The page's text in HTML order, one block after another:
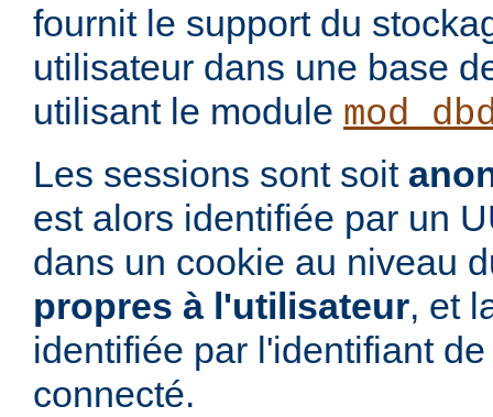
fournit le support du
utilisateur dans une base
utilisant le module
Les sessions sont soit
est alors identifiée par un
dans un cookie au niveau
propres à l'utilisateur, et
identifiée par l'identifiant
connecté.